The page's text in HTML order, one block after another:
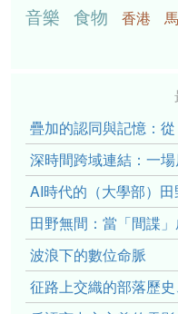
音樂 食物 香港
疊加的認同與記憶：
深時間跨域連結：一
AI時代的（大學部）
田野無間：當「間諜
波浪下的數位命脈
征路上交織的部落歷